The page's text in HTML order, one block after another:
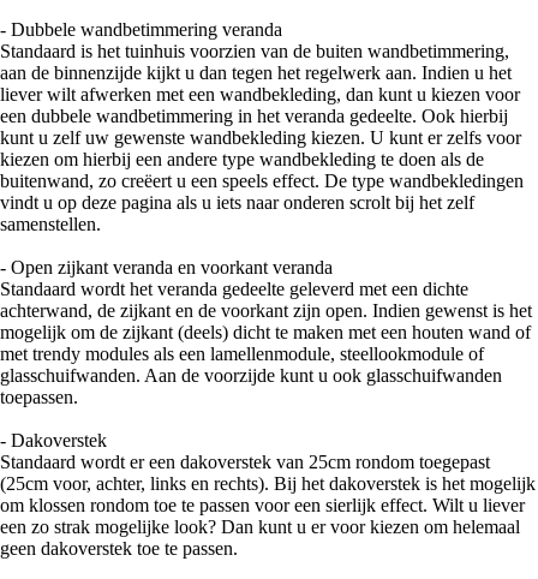
- Dubbele wandbetimmering veranda
Standaard is het tuinhuis voorzien van de buiten wandbetimmering,
aan de binnenzijde kijkt u dan tegen het regelwerk aan. Indien u het
liever wilt afwerken met een wandbekleding, dan kunt u kiezen voor
een dubbele wandbetimmering in het veranda gedeelte. Ook hierbij
kunt u zelf uw gewenste wandbekleding kiezen. U kunt er zelfs voor
kiezen om hierbij een andere type wandbekleding te doen als de
buitenwand, zo creëert u een speels effect. De type wandbekledingen
vindt u op deze pagina als u iets naar onderen scrolt bij het zelf
samenstellen.
- Open zijkant veranda en voorkant veranda
Standaard wordt het veranda gedeelte geleverd met een dichte
achterwand, de zijkant en de voorkant zijn open. Indien gewenst is het
mogelijk om de zijkant (deels) dicht te maken met een houten wand of
met trendy modules als een lamellenmodule, steellookmodule of
glasschuifwanden. Aan de voorzijde kunt u ook glasschuifwanden
toepassen.
- Dakoverstek
Standaard wordt er een dakoverstek van 25cm rondom toegepast
(25cm voor, achter, links en rechts). Bij het dakoverstek is het mogelijk
om klossen rondom toe te passen voor een sierlijk effect. Wilt u liever
een zo strak mogelijke look? Dan kunt u er voor kiezen om helemaal
geen dakoverstek toe te passen.